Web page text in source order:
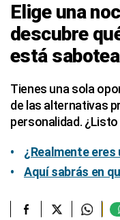
Elige una
descubre
está
Tienes una sola
de las alternativas
personalidad.
¿Realmente
Aquí sabrás en